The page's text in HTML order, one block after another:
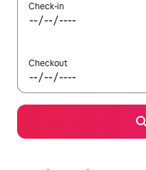
Check-in
Checkout